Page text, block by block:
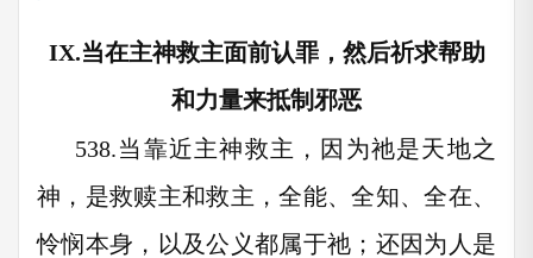
IX.当在主神救主面前认罪，然后祈求帮助
和力量来抵制邪恶
538.当靠近主神救主，因为祂是天地之
神，是救赎主和救主，全能、全知、全在、
怜悯本身，以及公义都属于祂；还因为人是